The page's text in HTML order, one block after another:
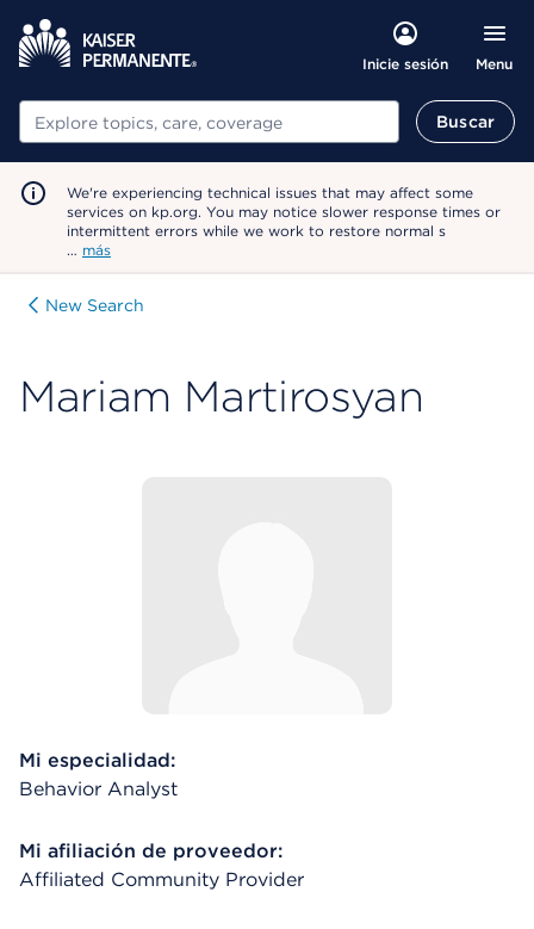
Inicie sesión Menu
Buscar Buscar
We're experiencing technical issues that may affect some
services on kp.org. You may notice slower response times or
intermittent errors while we work to restore normal s
… más
New Search
Mariam Martirosyan
Mi especialidad:
Behavior Analyst
Mi afiliación de proveedor:
Affiliated Community Provider